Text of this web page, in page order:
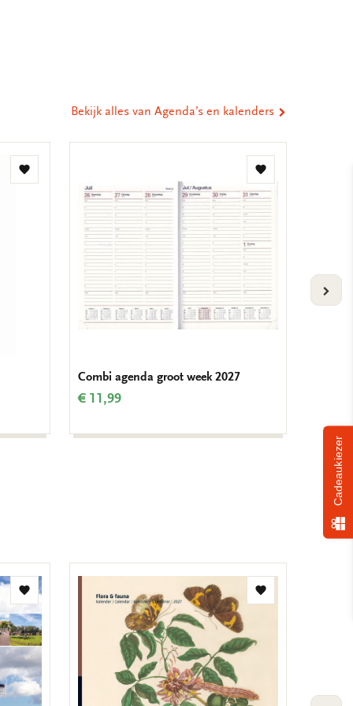
Bekijk alles van Agenda’s en kalenders
Toevoegen
Toevoegen
aan
Combi agenda groot week 2027
€ 11,99
Toevoegen
aan
verlanglijst
Toevoegen
Cadeaukiezer